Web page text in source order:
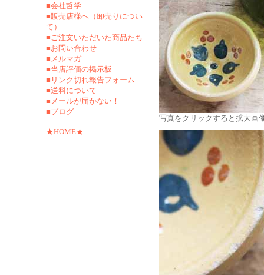
■会社哲学
■販売店様へ（卸売りについ
て）
■ご注文いただいた商品たち
■お問い合わせ
■メルマガ
■当店評価の掲示板
■リンク切れ報告フォーム
■送料について
■メールが届かない！
■ブログ
★HOME★
写真をクリックすると拡大画